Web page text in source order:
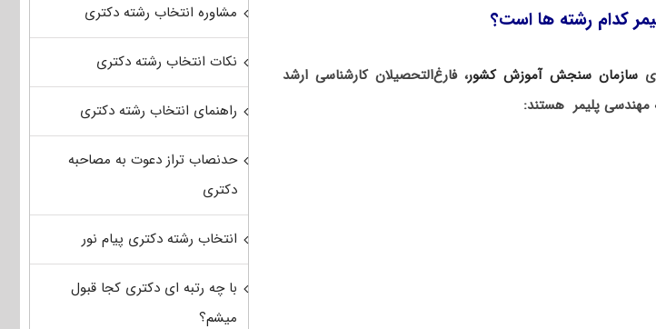
کدام رشته ها است؟
سازمان سنجش آموزش کشور، فارغ‌التحصیلان کارشناسی ارشد
مهندسی پلیمر هستند:
مشاوره انتخاب رشته دکتری
نکات انتخاب رشته دکتری
راهنمای انتخاب رشته دکتری
حدنصاب تراز دعوت به مصاحبه
دکتری
انتخاب رشته دکتری پیام نور
با چه رتبه ای دکتری کجا قبول
میشم؟